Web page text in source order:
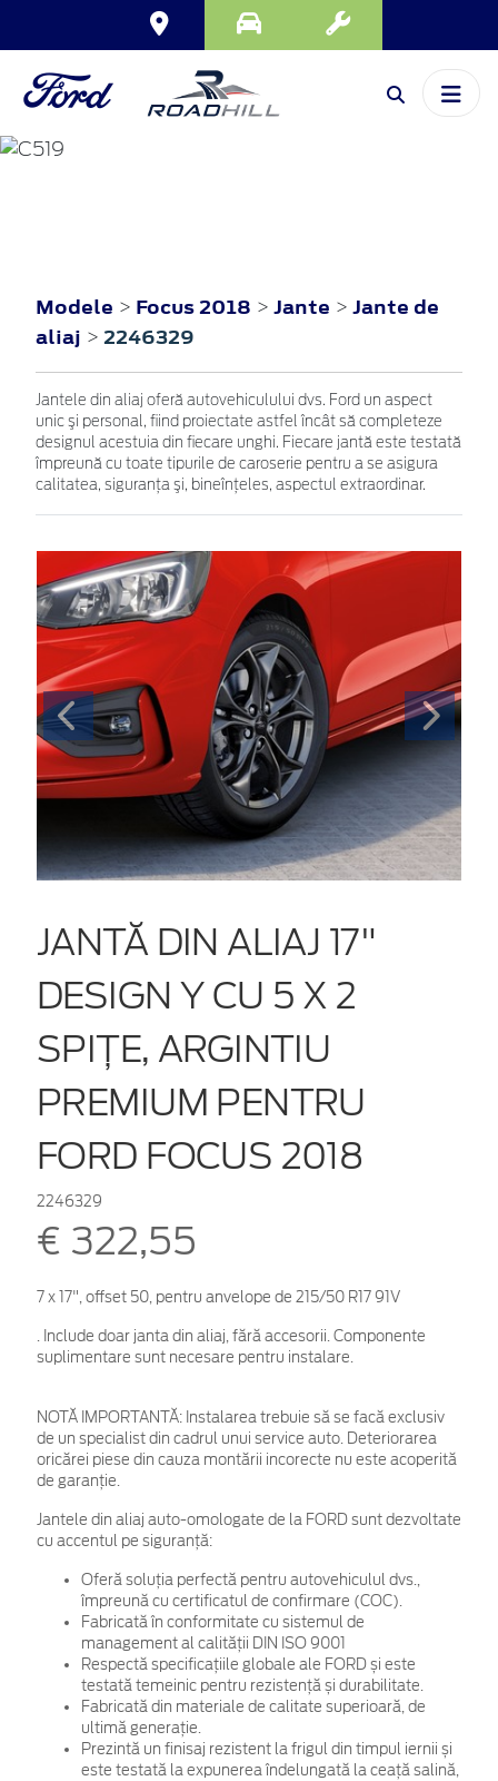
Modele > Focus 2018 > Jante > Jante de
aliaj > 2246329
Jantele din aliaj oferă autovehiculului dvs. Ford un aspect
unic şi personal, fiind proiectate astfel încât să completeze
designul acestuia din fiecare unghi. Fiecare jantă este testată
împreună cu toate tipurile de caroserie pentru a se asigura
calitatea, siguranţa şi, bineînţeles, aspectul extraordinar.
JANTĂ DIN ALIAJ 17"
DESIGN Y CU 5 X 2
SPIȚE, ARGINTIU
PREMIUM PENTRU
FORD FOCUS 2018
2246329
€ 322,55
7 x 17", offset 50, pentru anvelope de 215/50 R17 91V
. Include doar janta din aliaj, fără accesorii. Componente
suplimentare sunt necesare pentru instalare.
NOTĂ IMPORTANTĂ: Instalarea trebuie să se facă exclusiv
de un specialist din cadrul unui service auto. Deteriorarea
oricărei piese din cauza montării incorecte nu este acoperită
de garanţie.
Jantele din aliaj auto-omologate de la FORD sunt dezvoltate
cu accentul pe siguranță:
Oferă soluția perfectă pentru autovehiculul dvs.,
împreună cu certificatul de confirmare (COC).
Fabricată în conformitate cu sistemul de
management al calității DIN ISO 9001
Respectă specificațiile globale ale FORD și este
testată temeinic pentru rezistență și durabilitate.
Fabricată din materiale de calitate superioară, de
ultimă generație.
Prezintă un finisaj rezistent la frigul din timpul iernii și
este testată la expunerea îndelungată la ceață salină,